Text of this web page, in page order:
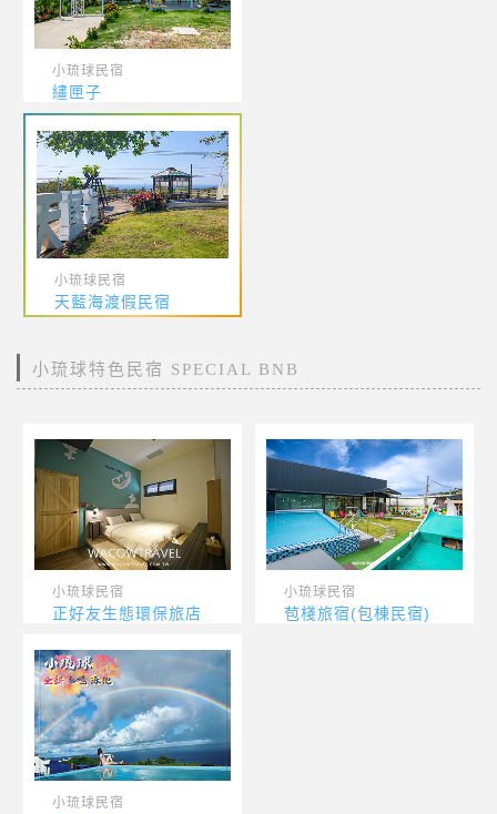
小琉球民宿
繣匣子
小琉球民宿
天藍海渡假民宿
小琉球特色民宿 SPECIAL BNB
小琉球民宿
正好友生態環保旅店
小琉球民宿
小琉球民宿
苞棧旅宿(包棟民宿)